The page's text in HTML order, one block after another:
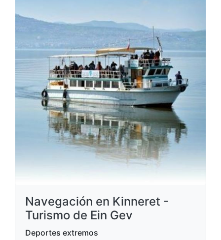
Navegación en Kinneret -
Turismo de Ein Gev
Deportes extremos